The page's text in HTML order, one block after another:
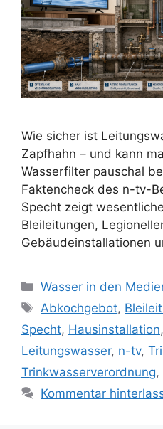
Wie sicher ist
Zapfhahn – und kann
Wasserfilter pauschal
Faktencheck des n-tv-
Specht zeigt
Bleileitungen,
Gebäudeinstallationen
Kategorien
Wasser in den
Schlagwörter
Abkochgebot,
Specht, Hausinstallation,
Leitungswasser, n-tv,
Trinkwasserverordnung,
Kommentar